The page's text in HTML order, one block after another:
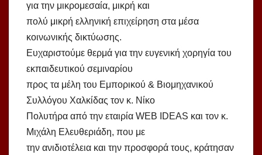
για την μικρομεσαία, μικρή και
πολύ μικρή ελληνική επιχείρηση στα μέσα
κοινωνικής δικτύωσης.
Ευχαριστούμε θερμά για την ευγενική χορηγία του
εκπαιδευτικού σεμιναρίου
προς τα μέλη του Εμπορικού & Βιομηχανικού
Συλλόγου Χαλκίδας τον κ. Νίκο
Πολυτήρα από την εταιρία WEB IDEAS και τον κ.
Μιχάλη Ελευθεριάδη, που με
την ανιδιοτέλεια και την προσφορά τους, κράτησαν